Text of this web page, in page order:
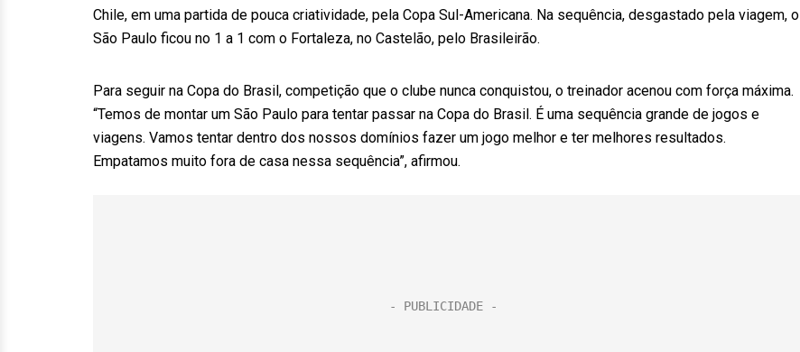
Chile, em uma partida de pouca criatividade, pela Copa Sul-Americana. Na sequência, desgastado pela viagem, o
São Paulo ficou no 1 a 1 com o Fortaleza, no Castelão, pelo Brasileirão.
Para seguir na Copa do Brasil, competição que o clube nunca conquistou, o treinador acenou com força máxima.
“Temos de montar um São Paulo para tentar passar na Copa do Brasil. É uma sequência grande de jogos e
viagens. Vamos tentar dentro dos nossos domínios fazer um jogo melhor e ter melhores resultados.
Empatamos muito fora de casa nessa sequência”, afirmou.